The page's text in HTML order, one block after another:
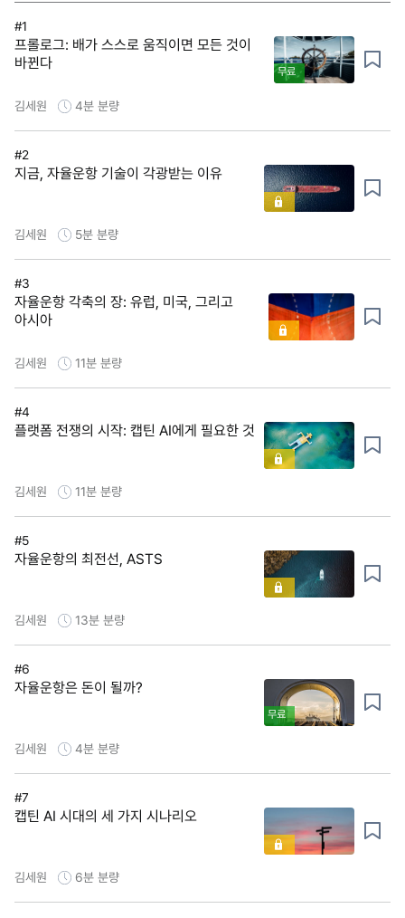
#1
프롤로그: 배가 스스로 움직이면 모든 것이
바뀐다
무료
김세원 4분 분량
#2
지금, 자율운항 기술이 각광받는 이유
김세원 5분 분량
#3
자율운항 각축의 장: 유럽, 미국, 그리고
아시아
김세원 11분 분량
#4
플랫폼 전쟁의 시작: 캡틴 AI에게 필요한 것
김세원 11분 분량
#5
자율운항의 최전선, ASTS
김세원 13분 분량
#6
자율운항은 돈이 될까?
무료
김세원 4분 분량
#7
캡틴 AI 시대의 세 가지 시나리오
김세원 6분 분량